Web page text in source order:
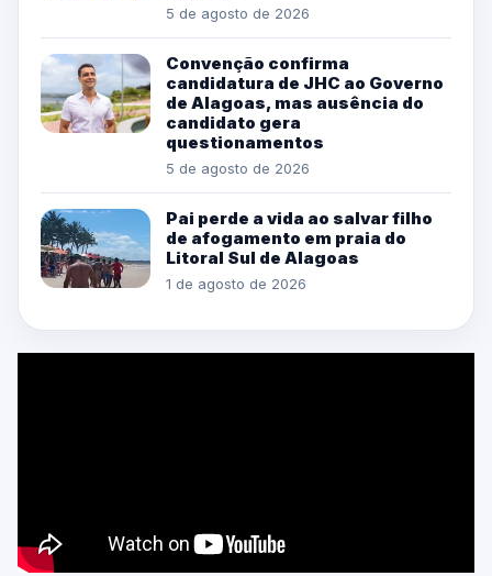
5 de agosto de 2026
Convenção confirma
candidatura de JHC ao Governo
de Alagoas, mas ausência do
candidato gera
questionamentos
5 de agosto de 2026
Pai perde a vida ao salvar filho
de afogamento em praia do
Litoral Sul de Alagoas
1 de agosto de 2026